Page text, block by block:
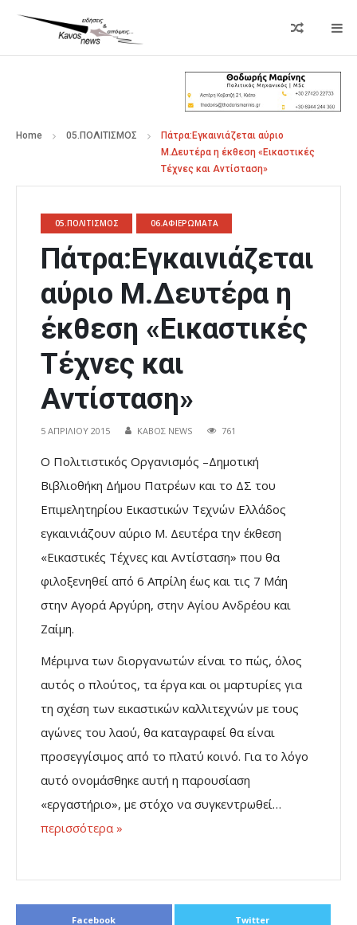
Home 05.ΠΟΛΙΤΙΣΜΟΣ
Πάτρα:Εγκαινιάζεται αύριο
Μ.Δευτέρα η έκθεση «Εικαστικές
Τέχνες και Αντίσταση»
05.ΠΟΛΙΤΙΣΜΟΣ 06.ΑΦΙΕΡΩΜΑΤΑ
Πάτρα:Εγκαινιάζεται
αύριο Μ.Δευτέρα η
έκθεση «Εικαστικές
Τέχνες και
Αντίσταση»
5 ΑΠΡΙΛΊΟΥ 2015 ΚΑΒΟΣ NEWS 761
Ο Πολιτιστικός Οργανισμός –Δημοτική
Βιβλιοθήκη Δήμου Πατρέων και το ΔΣ του
Επιμελητηρίου Εικαστικών Τεχνών Ελλάδος
εγκαινιάζουν αύριο Μ. Δευτέρα την έκθεση
«Εικαστικές Τέχνες και Αντίσταση» που θα
φιλοξενηθεί από 6 Απρίλη έως και τις 7 Μάη
στην Αγορά Αργύρη, στην Αγίου Ανδρέου και
Ζαίμη.
Μέριμνα των διοργανωτών είναι το πώς, όλος
αυτός ο πλούτος, τα έργα και οι μαρτυρίες για
τη σχέση των εικαστικών καλλιτεχνών με τους
αγώνες του λαού, θα καταγραφεί θα είναι
προσεγγίσιμος από το πλατύ κοινό. Για το λόγο
αυτό ονομάσθηκε αυτή η παρουσίαση
«εργαστήριο», με στόχο να συγκεντρωθεί…
περισσότερα »
Facebook Twitter